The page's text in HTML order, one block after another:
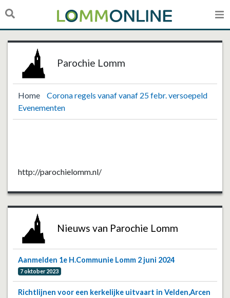
Parochie Lomm
Home
Corona regels vanaf vanaf 25 febr. versoepeld
Evenementen
http://parochielomm.nl/
Nieuws van Parochie Lomm
Aanmelden 1e H.Communie Lomm 2 juni 2024
7 oktober 2023
Richtlijnen voor een kerkelijke uitvaart in Velden,Arcen